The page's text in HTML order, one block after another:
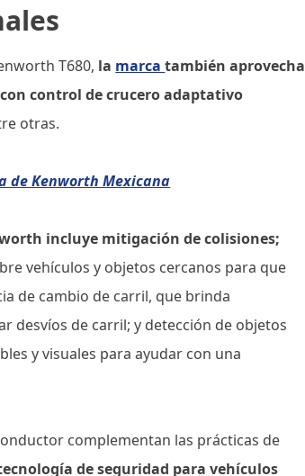
T680, la marcatambién aprovecha
control de crucero adaptativo
otras.
de Kenworth Mexicana
incluye mitigación de colisiones;
vehículos y objetos cercanos para que
de cambio de carril, que brinda
desvíos de carril; y detección de objetos
y visuales para ayudar con una
complementan las prácticas de
de seguridad para vehículos